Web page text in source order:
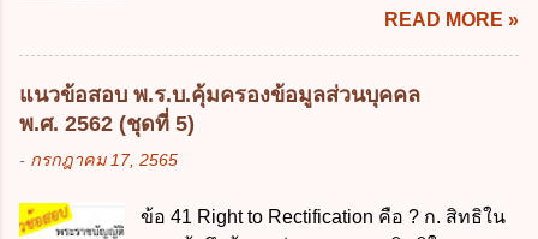
พัฒนารัฐบาลดิจิทัลโดยตำแหน่ง ม...
กฎหมายแพ่งและพาณิชย์ 2.4 บุคคลที่เด็ก
อยู่ด้วยเป็นประจำหรือที่เด็กอยู่รับใช้การงาน
3. ผู้ปกครองดังกล่าว มีหน้าที่ ส่งเด็กเข้าเรียน
ในสถานศึกษาในวันแรกของการเปิดเรียนภาค
การเปิดเรียนภาคต้น ถ้าสถานศึกษายังมิไ...
ส่วนราชการมีเงินทดรองราชการเพื่อรองจ่าย
ตามข้อผูกพันในการกู้เงินจากต่างประเทศ ค.
รองรับการปฏิบัติงานด้านการเงินการคลังตาม
นโยบาย New GFMIS Thai ง. สนับสนุนการให้
ความช่วยเหลือในกรณีจำเป็นเร่งด่วนที่ไม่
สามารถรอการเบิกเงินจากงบประมาณได้ ข้อ
ราชการ พ.ศ. 2562 ออกโดยอาศัยกฎหมาย
READ MORE »
แนวข้อสอบ พ.ร.บ.คุ้มครองข้อมูลส่วนบุคคล
พ.ศ. 2562 (ชุดที่ 5)
- กรกฎาคม 17, 2565
ข้อ 41 Right to Rectification คือ ? ก. สิทธิใน